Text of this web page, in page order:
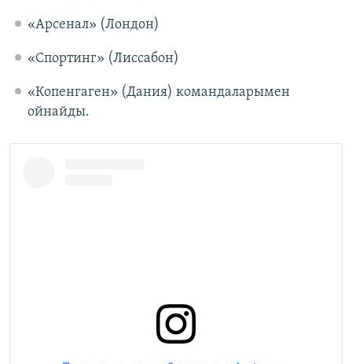
«Арсенал» (Лондон)
«Спортинг» (Лиссабон)
«Копенгаген» (Дания) командаларымен
ойнайды.